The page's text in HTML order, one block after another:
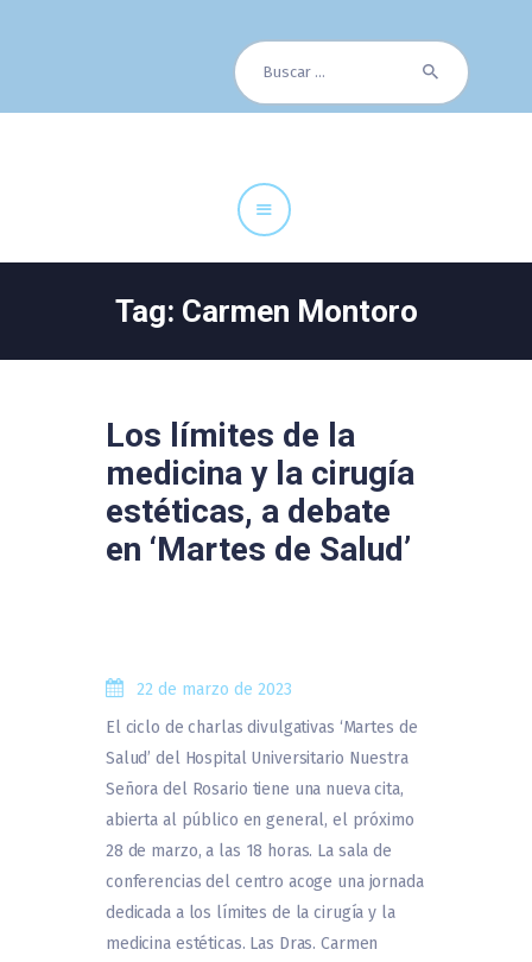
Buscar:
Tag: Carmen Montoro
Cuadro Médico
Especialidades
Los límites de la
medicina y la cirugía
estéticas, a debate
en ‘Martes de Salud’
22 de marzo de 2023
El ciclo de charlas divulgativas ‘Martes de
Salud’ del Hospital Universitario Nuestra
Señora del Rosario tiene una nueva cita,
abierta al público en general, el próximo
28 de marzo, a las 18 horas. La sala de
conferencias del centro acoge una jornada
dedicada a los límites de la cirugía y la
medicina estéticas. Las Dras. Carmen